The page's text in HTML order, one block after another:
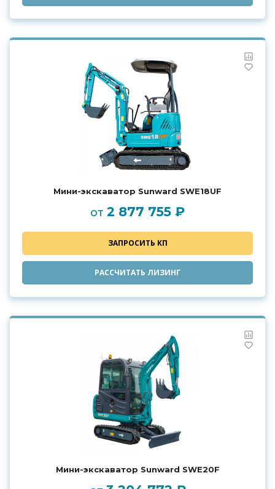
Мини-экскаватор Sunward SWE18UF
от 2 877 755 ₽
ЗАПРОСИТЬ КП
РАССЧИТАТЬ ЛИЗИНГ
Мини-экскаватор Sunward SWE20F